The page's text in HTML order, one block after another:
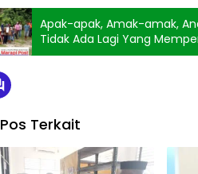
Apak-apak, Amak-amak,
Tidak Ada Lagi Yang
Pos Terkait